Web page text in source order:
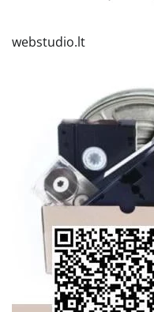
webstudio.lt